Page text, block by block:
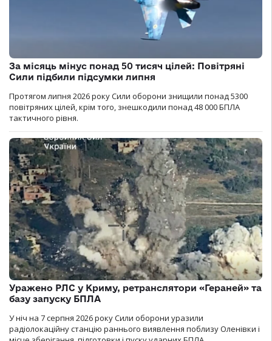
За місяць мінус понад 50 тисяч цілей: Повітряні
Сили підбили підсумки липня
Протягом липня 2026 року Cили оборони знищили понад 5300
повітряних цілей, крім того, знешкодили понад 48 000 БПЛА
тактичного рівня.
Уражено РЛС у Криму, ретранслятори «Гераней» та
базу запуску БПЛА
У ніч на 7 серпня 2026 року Сили оборони уразили
радіолокаційну станцію раннього виявлення поблизу Оленівки і